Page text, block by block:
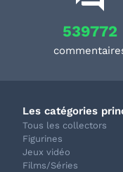
539772
Les catégories
Tous les collectors
Figurines
Jeux vidéo
Films/Séries